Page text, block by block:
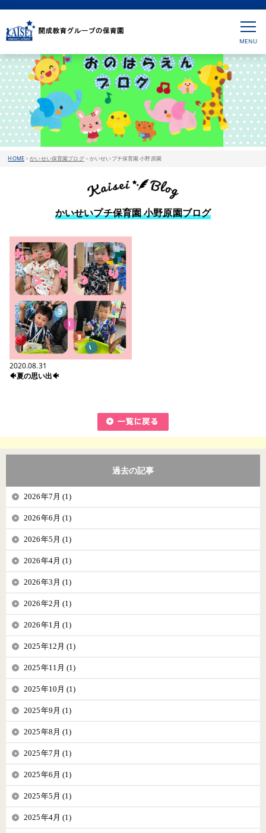
HOME>かいせい保育園ブログ>かいせいプチ保育園 小野原園
かいせいプチ保育園 小野原園ブログ
2020.08.31
🐠夏の思い出🐠
過去の記事
2026年7月 (1)
2026年6月 (1)
2026年5月 (1)
2026年4月 (1)
2026年3月 (1)
2026年2月 (1)
2026年1月 (1)
2025年12月 (1)
2025年11月 (1)
2025年10月 (1)
2025年9月 (1)
2025年8月 (1)
2025年7月 (1)
2025年6月 (1)
2025年5月 (1)
2025年4月 (1)